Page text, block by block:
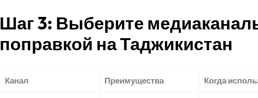
Шаг 3: Выберите
поправкой на Таджикистан
Канал Преимущества Когда